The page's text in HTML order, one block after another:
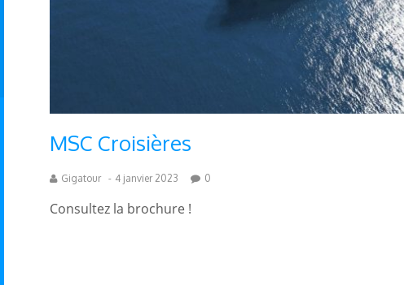
MSC Croisières
Gigatour - 4 janvier 2023 0
Consultez la brochure !